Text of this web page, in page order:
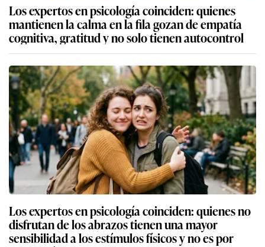
Los expertos en psicología coinciden: quienes
mantienen la calma en la fila gozan de empatía
cognitiva, gratitud y no solo tienen autocontrol
Los expertos en psicología coinciden: quienes no
disfrutan de los abrazos tienen una mayor
sensibilidad a los estímulos físicos y no es por